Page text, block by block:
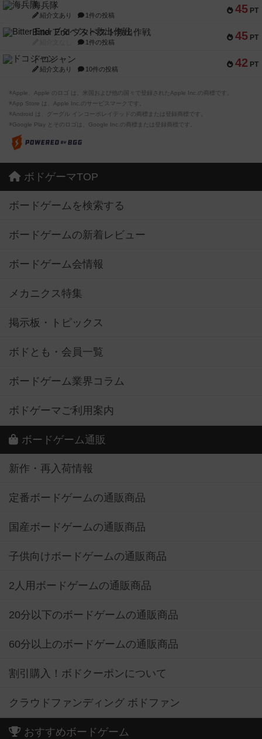
45 PT
海兵隊
紹介文あり 1件の投稿
45 PT
Bitter End ブタペスト救出作戦
1件の投稿
42 PT
ドコジャン
紹介文あり 10件の投稿
※Apple、Apple のロゴ は、米国および他の国々で登録されたApple Inc.の商標です。
※App Store は、Apple Inc.のサービスマークです。
※Android は、グーグル インコーポレイテッドの商標または登録商標です。
※Google Play とそのロゴは、Google Inc.の商標または登録商標です。
ボドゲーマTOP
ボードゲームを検索する
ボードゲームの新着レビュー
ボードゲーム会情報
メカニクス特集
掲示板・トピックス
ボドとも・会員一覧
ボードゲーム業界コラム
ボドゲーマご利用案内
ボードゲーム通販
新作・再入荷情報
定番ボードゲームの通販商品
国産ボードゲームの通販商品
子供向けボードゲームの通販商品
2人用ボードゲームの通販商品
20分以下のボードゲームの通販商品
60分以上のボードゲームの通販商品
割引購入！ボドクーポンについて
クラウドファンディング ボドファン
おすすめボードゲーム